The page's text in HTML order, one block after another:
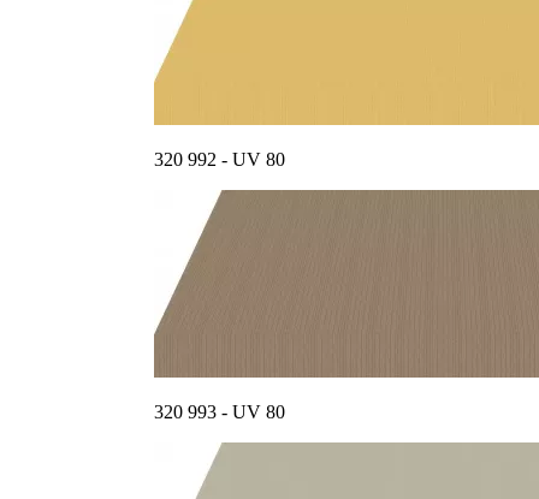
320 992 - UV 80
320 993 - UV 80